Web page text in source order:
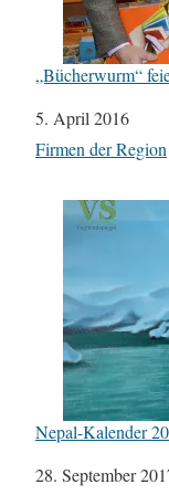
„Bücherwurm“
Datum
5. April 2016
In Bezug auf
Firmen der Region
Nepal-Kalender
Datum
28. September